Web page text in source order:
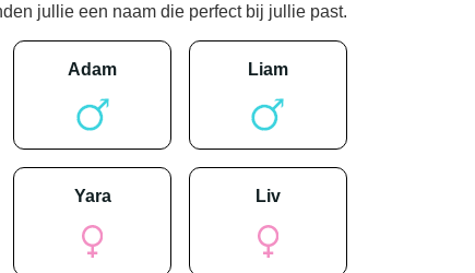
jullie een naam die perfect bij jullie past.
adam liam
yara liv